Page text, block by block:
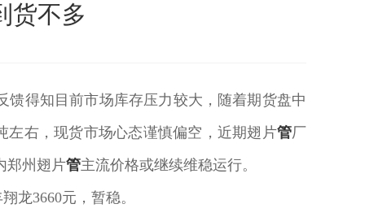
货不多
馈得知目前市场库存压力较大，随着期货盘中
左右，现货市场心态谨慎偏空，近期翅片管厂
郑州翅片管主流价格或继续维稳运行。
龙3660元，暂稳。